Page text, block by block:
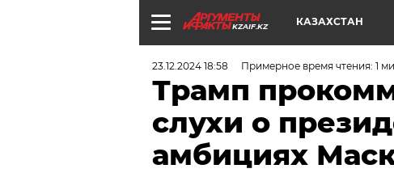
KZAIF.KZ КАЗАХСТАН
23.12.2024 18:58 Примерное время чтения: 1
Трамп
слухи о
амбициях